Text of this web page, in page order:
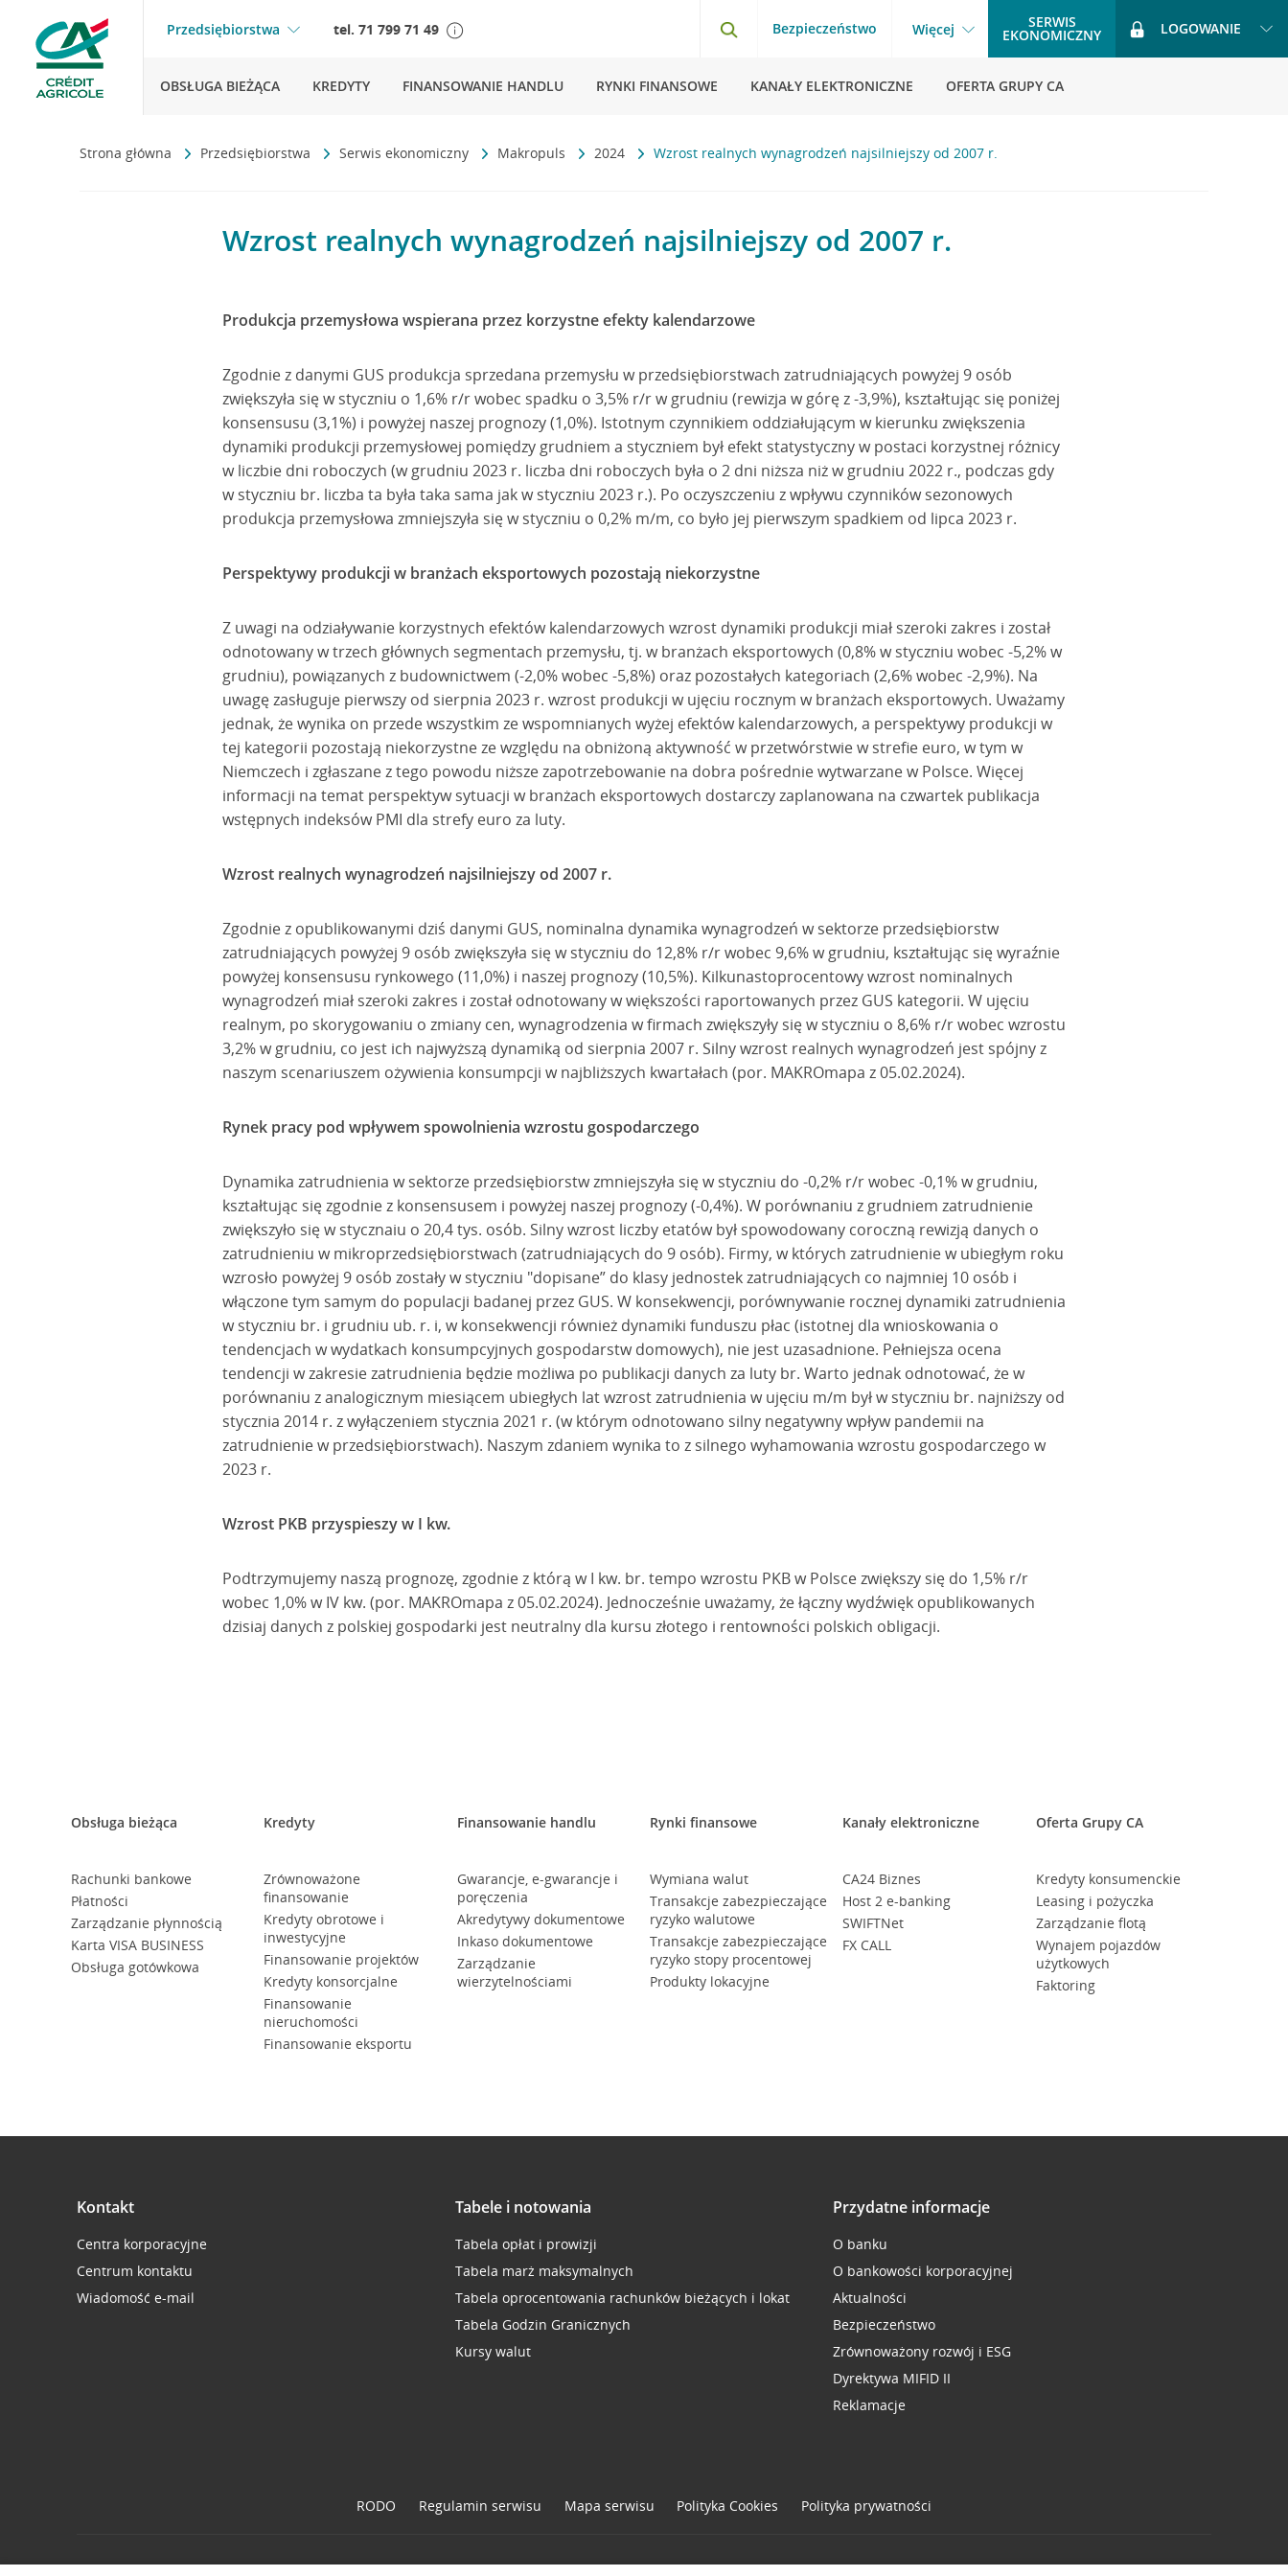
Przedsiębiorstwa tel. 71 799 71 49 Bezpieczeństwo Więcej SERWIS
EKONOMICZNY LOGOWANIE
OBSŁUGA BIEŻĄCA KREDYTY FINANSOWANIE HANDLU RYNKI FINANSOWE KANAŁY ELEKTRONICZNE OFERTA GRUPY CA
Strona główna Przedsiębiorstwa Serwis ekonomiczny Makropuls 2024 Wzrost realnych wynagrodzeń najsilniejszy od 2007 r.
Wzrost realnych wynagrodzeń najsilniejszy od 2007 r.
Produkcja przemysłowa wspierana przez korzystne efekty kalendarzowe
Zgodnie z danymi GUS produkcja sprzedana przemysłu w przedsiębiorstwach zatrudniających powyżej 9 osób
zwiększyła się w styczniu o 1,6% r/r wobec spadku o 3,5% r/r w grudniu (rewizja w górę z -3,9%), kształtując się poniżej
konsensusu (3,1%) i powyżej naszej prognozy (1,0%). Istotnym czynnikiem oddziałującym w kierunku zwiększenia
dynamiki produkcji przemysłowej pomiędzy grudniem a styczniem był efekt statystyczny w postaci korzystnej różnicy
w liczbie dni roboczych (w grudniu 2023 r. liczba dni roboczych była o 2 dni niższa niż w grudniu 2022 r., podczas gdy
w styczniu br. liczba ta była taka sama jak w styczniu 2023 r.). Po oczyszczeniu z wpływu czynników sezonowych
produkcja przemysłowa zmniejszyła się w styczniu o 0,2% m/m, co było jej pierwszym spadkiem od lipca 2023 r.
Perspektywy produkcji w branżach eksportowych pozostają niekorzystne
Z uwagi na odziaływanie korzystnych efektów kalendarzowych wzrost dynamiki produkcji miał szeroki zakres i został
odnotowany w trzech głównych segmentach przemysłu, tj. w branżach eksportowych (0,8% w styczniu wobec -5,2% w
grudniu), powiązanych z budownictwem (-2,0% wobec -5,8%) oraz pozostałych kategoriach (2,6% wobec -2,9%). Na
uwagę zasługuje pierwszy od sierpnia 2023 r. wzrost produkcji w ujęciu rocznym w branżach eksportowych. Uważamy
jednak, że wynika on przede wszystkim ze wspomnianych wyżej efektów kalendarzowych, a perspektywy produkcji w
tej kategorii pozostają niekorzystne ze względu na obniżoną aktywność w przetwórstwie w strefie euro, w tym w
Niemczech i zgłaszane z tego powodu niższe zapotrzebowanie na dobra pośrednie wytwarzane w Polsce. Więcej
informacji na temat perspektyw sytuacji w branżach eksportowych dostarczy zaplanowana na czwartek publikacja
wstępnych indeksów PMI dla strefy euro za luty.
Wzrost realnych wynagrodzeń najsilniejszy od 2007 r.
Zgodnie z opublikowanymi dziś danymi GUS, nominalna dynamika wynagrodzeń w sektorze przedsiębiorstw
zatrudniających powyżej 9 osób zwiększyła się w styczniu do 12,8% r/r wobec 9,6% w grudniu, kształtując się wyraźnie
powyżej konsensusu rynkowego (11,0%) i naszej prognozy (10,5%). Kilkunastoprocentowy wzrost nominalnych
wynagrodzeń miał szeroki zakres i został odnotowany w większości raportowanych przez GUS kategorii. W ujęciu
realnym, po skorygowaniu o zmiany cen, wynagrodzenia w firmach zwiększyły się w styczniu o 8,6% r/r wobec wzrostu
3,2% w grudniu, co jest ich najwyższą dynamiką od sierpnia 2007 r. Silny wzrost realnych wynagrodzeń jest spójny z
naszym scenariuszem ożywienia konsumpcji w najbliższych kwartałach (por. MAKROmapa z 05.02.2024).
Rynek pracy pod wpływem spowolnienia wzrostu gospodarczego
Dynamika zatrudnienia w sektorze przedsiębiorstw zmniejszyła się w styczniu do -0,2% r/r wobec -0,1% w grudniu,
kształtując się zgodnie z konsensusem i powyżej naszej prognozy (-0,4%). W porównaniu z grudniem zatrudnienie
zwiększyło się w stycznaiu o 20,4 tys. osób. Silny wzrost liczby etatów był spowodowany coroczną rewizją danych o
zatrudnieniu w mikroprzedsiębiorstwach (zatrudniających do 9 osób). Firmy, w których zatrudnienie w ubiegłym roku
wzrosło powyżej 9 osób zostały w styczniu "dopisane” do klasy jednostek zatrudniających co najmniej 10 osób i
włączone tym samym do populacji badanej przez GUS. W konsekwencji, porównywanie rocznej dynamiki zatrudnienia
w styczniu br. i grudniu ub. r. i, w konsekwencji również dynamiki funduszu płac (istotnej dla wnioskowania o
tendencjach w wydatkach konsumpcyjnych gospodarstw domowych), nie jest uzasadnione. Pełniejsza ocena
tendencji w zakresie zatrudnienia będzie możliwa po publikacji danych za luty br. Warto jednak odnotować, że w
porównaniu z analogicznym miesiącem ubiegłych lat wzrost zatrudnienia w ujęciu m/m był w styczniu br. najniższy od
stycznia 2014 r. z wyłączeniem stycznia 2021 r. (w którym odnotowano silny negatywny wpływ pandemii na
zatrudnienie w przedsiębiorstwach). Naszym zdaniem wynika to z silnego wyhamowania wzrostu gospodarczego w
2023 r.
Wzrost PKB przyspieszy w I kw.
Podtrzymujemy naszą prognozę, zgodnie z którą w I kw. br. tempo wzrostu PKB w Polsce zwiększy się do 1,5% r/r
wobec 1,0% w IV kw. (por. MAKROmapa z 05.02.2024). Jednocześnie uważamy, że łączny wydźwięk opublikowanych
dzisiaj danych z polskiej gospodarki jest neutralny dla kursu złotego i rentowności polskich obligacji.
Obsługa bieżąca
Rachunki bankowe
Płatności
Zarządzanie płynnością
Karta VISA BUSINESS
Obsługa gotówkowa
Kredyty
Zrównoważone
finansowanie
Kredyty obrotowe i
inwestycyjne
Finansowanie projektów
Kredyty konsorcjalne
Finansowanie
nieruchomości
Finansowanie eksportu
Finansowanie handlu
Gwarancje, e-gwarancje i
poręczenia
Akredytywy dokumentowe
Inkaso dokumentowe
Zarządzanie
wierzytelnościami
Rynki finansowe
Wymiana walut
Transakcje zabezpieczające
ryzyko walutowe
Transakcje zabezpieczające
ryzyko stopy procentowej
Produkty lokacyjne
Kanały elektroniczne
CA24 Biznes
Host 2 e-banking
SWIFTNet
FX CALL
Oferta Grupy CA
Kredyty konsumenckie
Leasing i pożyczka
Zarządzanie flotą
Wynajem pojazdów
użytkowych
Faktoring
Kontakt
Centra korporacyjne
Centrum kontaktu
Wiadomość e-mail
Tabele i notowania
Tabela opłat i prowizji
Tabela marż maksymalnych
Tabela oprocentowania rachunków bieżących i lokat
Tabela Godzin Granicznych
Kursy walut
Przydatne informacje
O banku
O bankowości korporacyjnej
Aktualności
Bezpieczeństwo
Zrównoważony rozwój i ESG
Dyrektywa MIFID II
Reklamacje
RODO Regulamin serwisu Mapa serwisu Polityka Cookies Polityka prywatności